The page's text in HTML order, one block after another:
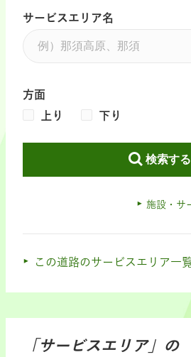
サービスエリア名
方面
上り
下り
検索する
施設・サ
この道路のサービスエリア一
「サービスエリア」の